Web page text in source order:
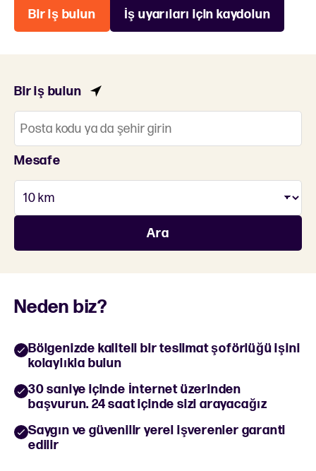
Bir iş bulun İş uyarıları için kaydolun
Bir iş bulun
Mesafe
Neden biz?
Bölgenizde kaliteli bir teslimat şoförlüğü işini
kolaylıkla bulun
30 saniye içinde İnternet üzerinden
başvurun. 24 saat içinde sizi arayacağız
Saygın ve güvenilir yerel işverenler garanti
edilir